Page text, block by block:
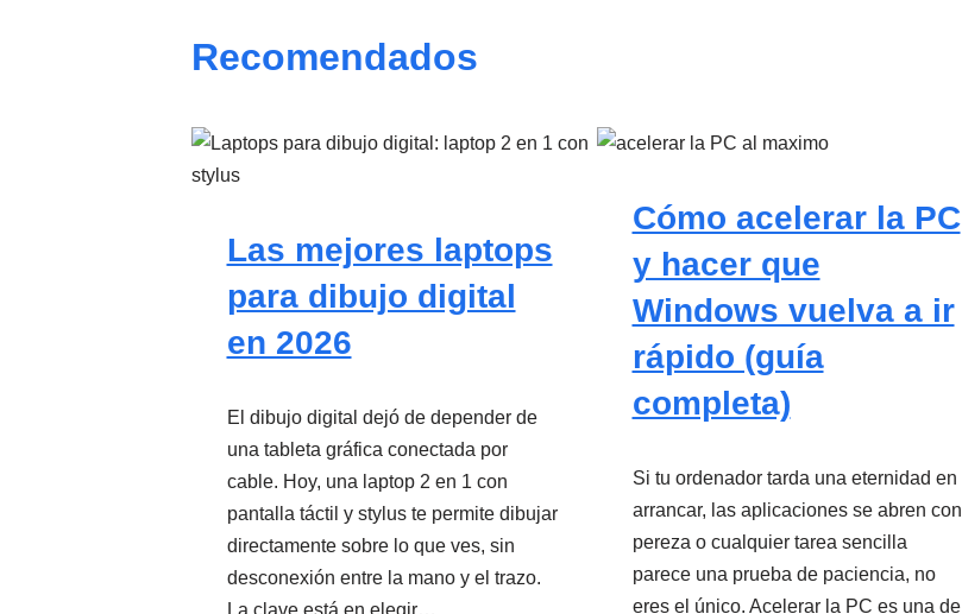
Recomendados
Las mejores laptops
para dibujo digital
en 2026
El dibujo digital dejó de depender de
una tableta gráfica conectada por
cable. Hoy, una laptop 2 en 1 con
pantalla táctil y stylus te permite dibujar
directamente sobre lo que ves, sin
desconexión entre la mano y el trazo.
Cómo acelerar la PC
y hacer que
Windows vuelva a ir
rápido (guía
completa)
Si tu ordenador tarda una eternidad en
arrancar, las aplicaciones se abren con
pereza o cualquier tarea sencilla
parece una prueba de paciencia, no
eres el único. Acelerar la PC es una de